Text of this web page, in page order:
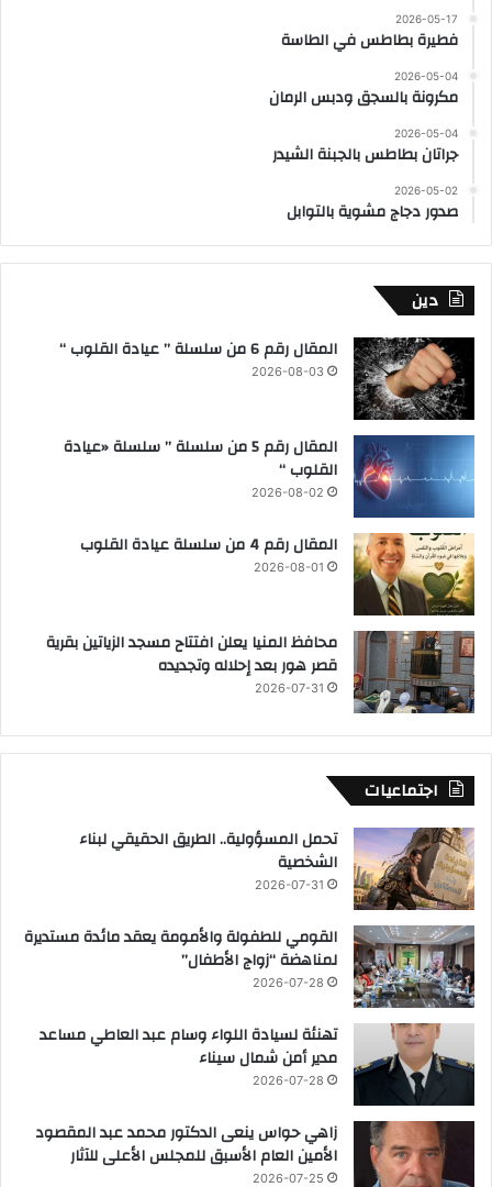
2026-05-17
فطيرة بطاطس في الطاسة
2026-05-04
مكرونة بالسجق ودبس الرمان
2026-05-04
جراتان بطاطس بالجبنة الشيدر
2026-05-02
صدور دجاج مشوية بالتوابل
دين
المقال رقم 6 من سلسلة ” عيادة القلوب “
2026-08-03
المقال رقم 5 من سلسلة ” سلسلة «عيادة
القلوب “
2026-08-02
المقال رقم 4 من سلسلة عيادة القلوب
2026-08-01
محافظ المنيا يعلن افتتاح مسجد الزياتين بقرية
قصر هور بعد إحلاله وتجديده
2026-07-31
اجتماعيات
تحمل المسؤولية.. الطريق الحقيقي لبناء
الشخصية
2026-07-31
القومي للطفولة والأمومة يعقد مائدة مستديرة
لمناهضة “زواج الأطفال”
2026-07-28
تهنئة لسيادة اللواء وسام عبد العاطي مساعد
مدير أمن شمال سيناء
2026-07-28
زاهي حواس ينعى الدكتور محمد عبد المقصود
الأمين العام الأسبق للمجلس الأعلى للآثار
2026-07-25